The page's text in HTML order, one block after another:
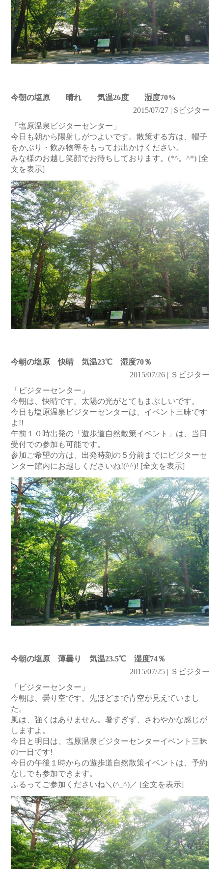
今朝の塩原 晴れ 気温26度 湿度70%
2015/07/27 | Sビジター
「塩原温泉ビジターセンター」
今日も朝から陽射しがつよいです。散策する方は、帽子
をかぶり・飲み物等をもってお出かけください。
みな様のお越し笑顔でお待ちしております。(*^。^*) [全
文を表示]
今朝の塩原 快晴 気温23℃ 湿度70％
2015/07/26 | Ｓビジター
「ビジターセンター」
今朝は、快晴です。太陽の光がとてもまぶしいです。
今日も塩原温泉ビジターセンターは、イベント三昧です
よ!!
午前１０時出発の「遊歩道自然散策イベント」は、当日
受付での参加も可能です。
参加ご希望の方は、出発時刻の５分前までにビジターセ
ンター館内にお越しくださいね!(^^)! [全文を表示]
今朝の塩原 薄曇り 気温23.5℃ 湿度74％
2015/07/25 | Ｓビジター
「ビジターセンター」
今朝は、曇り空です。先ほどまで青空が見えていまし
た。
風は、強くはありません。暑すぎず、さわやかな感じが
しますよ。
今日と明日は、塩原温泉ビジターセンターイベント三昧
の一日です!
今日の午後１時からの遊歩道自然散策イベントは、予約
なしでも参加できます。
ふるってご参加くださいね＼(^_^)／ [全文を表示]